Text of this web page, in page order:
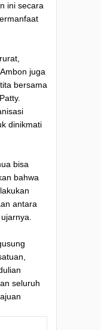
ini secara
juga
bersama
dinikmati
bisa
bahwa
antara
seluruh